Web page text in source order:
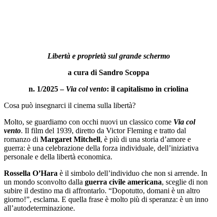
Libertà e proprietà sul grande schermo
a cura di Sandro Scoppa
n. 1/2025 – Via col vento: il capitalismo in criolina
Cosa può insegnarci il cinema sulla libertà?
Molto, se guardiamo con occhi nuovi un classico come Via col
vento. Il film del 1939, diretto da Victor Fleming e tratto dal
romanzo di Margaret Mitchell, è più di una storia d’amore e
guerra: è una celebrazione della forza individuale, dell’iniziativa
personale e della libertà economica.
Rossella O’Hara è il simbolo dell’individuo che non si arrende. In
un mondo sconvolto dalla guerra civile americana, sceglie di non
subire il destino ma di affrontarlo. “Dopotutto, domani è un altro
giorno!”, esclama. E quella frase è molto più di speranza: è un inno
all’autodeterminazione.